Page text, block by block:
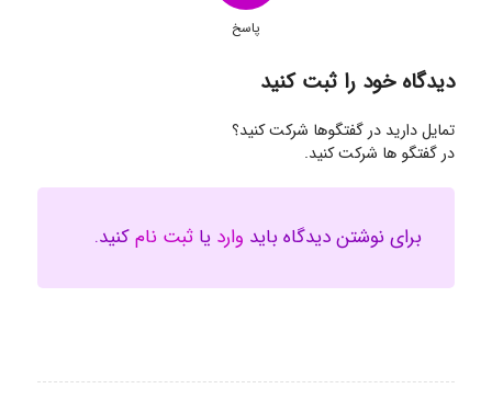
پاسخ
دیدگاه خود را ثبت کنید
تمایل دارید در گفتگوها شرکت کنید؟
در گفتگو ها شرکت کنید.
برای نوشتن دیدگاه باید وارد یا ثبت نامکنید.